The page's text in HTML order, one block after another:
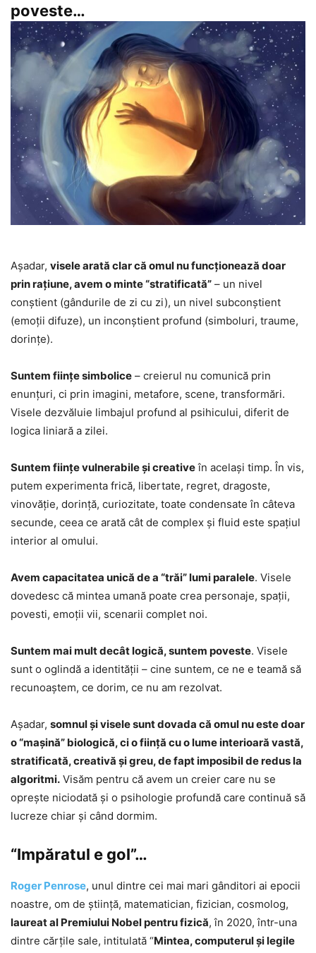
poveste…
Aşadar, visele arată clar că omul nu funcționează doar
prin rațiune, avem o minte “stratificată” – un nivel
conștient (gândurile de zi cu zi), un nivel subconștient
(emoții difuze), un inconștient profund (simboluri, traume,
dorințe).
Suntem ființe simbolice – creierul nu comunică prin
enunţuri, ci prin imagini, metafore, scene, transformări.
Visele dezvăluie limbajul profund al psihicului, diferit de
logica liniară a zilei.
Suntem ființe vulnerabile și creativeîn același timp. În vis,
putem experimenta frică, libertate, regret, dragoste,
vinovăție, dorință, curiozitate, toate condensate în câteva
secunde, ceea ce arată cât de complex și fluid este spațiul
interior al omului.
Avem capacitatea unică de a “trăi” lumi paralele. Visele
dovedesc că mintea umană poate crea personaje, spaţii,
povesti, emoţii vii, scenarii complet noi.
Suntem mai mult decât logică, suntem poveste. Visele
sunt o oglindă a identității – cine suntem, ce ne e teamă să
recunoaștem, ce dorim, ce nu am rezolvat.
Aşadar, somnul şi visele sunt dovada că omul nu este doar
o “mașină” biologică, ci o ființă cu o lume interioară vastă,
stratificată, creativă și greu, de fapt imposibil de redus la
algoritmi. Visăm pentru că avem un creier care nu se
oprește niciodată și o psihologie profundă care continuă să
lucreze chiar și când dormim.
“Impăratul e gol”…
Roger Penrose, unul dintre cei mai mari gânditori ai epocii
noastre, om de ştiinţă, matematician, fizician, cosmolog,
laureat al Premiului Nobel pentru fizică, în 2020, într-una
dintre cărţile sale, intitulată “Mintea, computerul şi legile